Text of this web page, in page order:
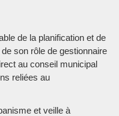
de la planification et de
son rôle de gestionnaire
au conseil municipal
reliées au
et veille à